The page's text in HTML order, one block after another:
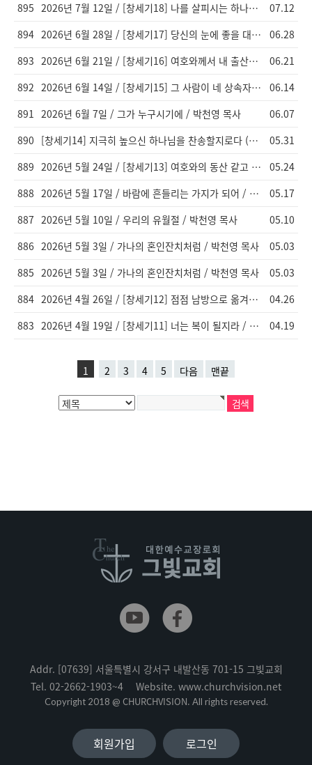
895
2026년 7월 12일 / [창세기18] 나를 살피시는 하나님 / 이창엽 목사
07.12
894
2026년 6월 28일 / [창세기17] 당신의 눈에 좋을 대로 그에게 행하라 / 이창엽 목사
06.28
893
2026년 6월 21일 / [창세기16] 여호와께서 내 출산을 허락하지 아니하셨으니 / 이창엽 목사
06.21
892
2026년 6월 14일 / [창세기15] 그 사람이 네 상속자가 아니라 / 이창엽 목사
06.14
891 2026년 6월 7일 / 그가 누구시기에 / 박천영 목사
06.07
890
[창세기14] 지극히 높으신 하나님을 찬송할지로다 (창14:13-24) 이창엽 목사님
05.31
889
2026년 5월 24일 / [창세기13] 여호와의 동산 같고 애굽 땅과 같았더라 / 이창엽 목사
05.24
888
2026년 5월 17일 / 바람에 흔들리는 가지가 되어 / 박천영 목사
05.17
887 2026년 5월 10일 / 우리의 유월절 / 박천영 목사
05.10
886 2026년 5월 3일 / 가나의 혼인잔치처럼 / 박천영 목사
05.03
885 2026년 5월 3일 / 가나의 혼인잔치처럼 / 박천영 목사
05.03
884
2026년 4월 26일 / [창세기12] 점점 남방으로 옮겨갔더라 / 이창엽 목사
04.26
883
2026년 4월 19일 / [창세기11] 너는 복이 될지라 / 이창엽 목사 04.19
1 2 3 4 5 다음 맨끝
Addr. [07639] 서울특별시 강서구 내발산동 701-15 그빛교회
Tel. 02-2662-1903~4 Website. www.churchvision.net
Copyright 2018 @ CHURCHVISION. All rights reserved.
회원가입 로그인